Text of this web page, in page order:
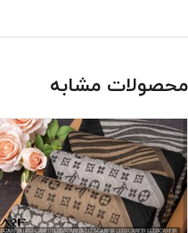
محصولات مشابه